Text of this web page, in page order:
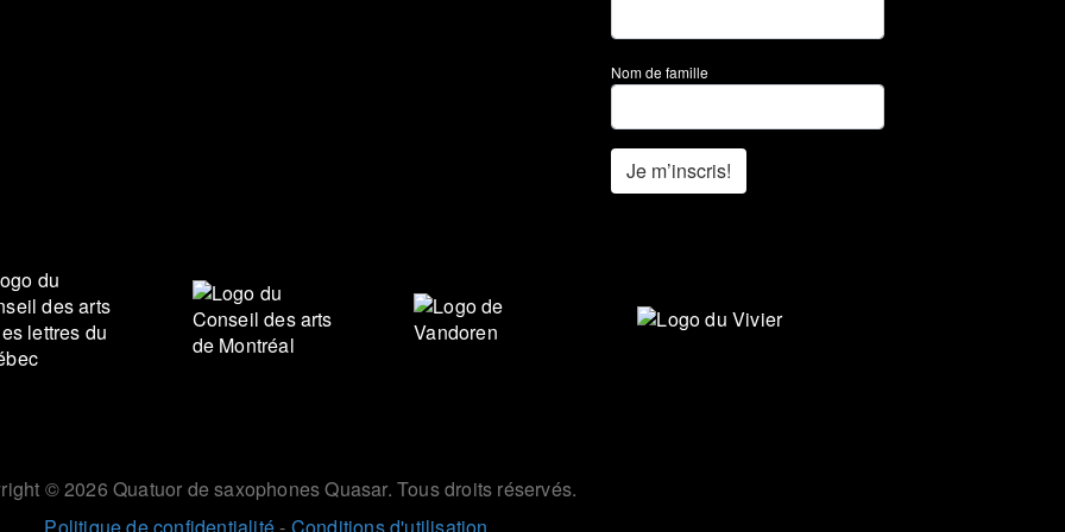
Nom de famille
Je m’inscris!
© 2026 Quatuor de saxophones Quasar. Tous droits réservés.
Politique de confidentialité- Conditions d'utilisation